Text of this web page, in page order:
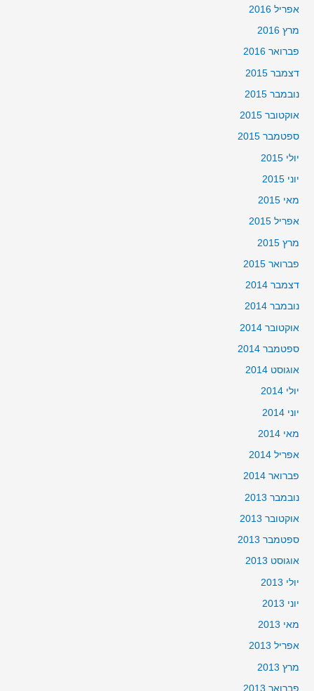
אפריל 2016
מרץ 2016
פברואר 2016
דצמבר 2015
נובמבר 2015
אוקטובר 2015
ספטמבר 2015
יולי 2015
יוני 2015
מאי 2015
אפריל 2015
מרץ 2015
פברואר 2015
דצמבר 2014
נובמבר 2014
אוקטובר 2014
ספטמבר 2014
אוגוסט 2014
יולי 2014
יוני 2014
מאי 2014
אפריל 2014
פברואר 2014
נובמבר 2013
אוקטובר 2013
ספטמבר 2013
אוגוסט 2013
יולי 2013
יוני 2013
מאי 2013
אפריל 2013
מרץ 2013
פברואר 2013